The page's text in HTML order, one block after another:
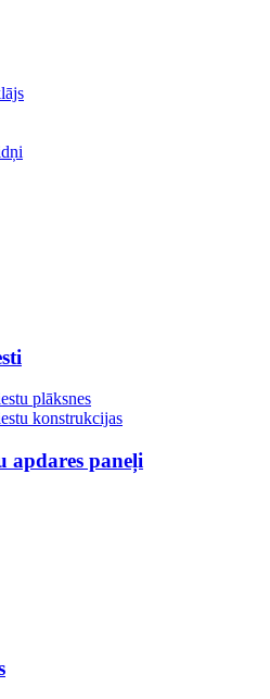
plāksnes
konstrukcijas
apdares paneļi